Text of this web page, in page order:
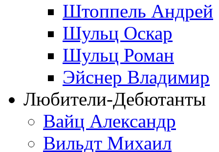
Штоппель Андрей
Шульц Оскар
Шульц Роман
Эйснер Владимир
Любители-Дебютанты
Вайц Александр
Вильдт Михаил